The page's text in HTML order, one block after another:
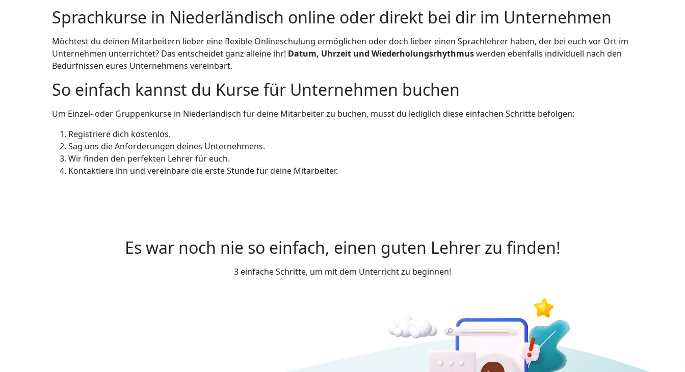
Sprachkurse in Niederländisch online oder direkt bei dir im Unternehmen
Möchtest du deinen Mitarbeitern lieber eine flexible Onlineschulung ermöglichen oder doch lieber einen Sprachlehrer haben, der bei euch vor Ort im
Unternehmen unterrichtet? Das entscheidet ganz alleine ihr! Datum, Uhrzeit und Wiederholungsrhythmuswerden ebenfalls individuell nach den
Bedürfnissen eures Unternehmens vereinbart.
So einfach kannst du Kurse für Unternehmen buchen
Um Einzel- oder Gruppenkurse in Niederländisch für deine Mitarbeiter zu buchen, musst du lediglich diese einfachen Schritte befolgen:
Registriere dich kostenlos.
Sag uns die Anforderungen deines Unternehmens.
Wir finden den perfekten Lehrer für euch.
Kontaktiere ihn und vereinbare die erste Stunde für deine Mitarbeiter.
Es war noch nie so einfach, einen guten Lehrer zu finden!
3 einfache Schritte, um mit dem Unterricht zu beginnen!